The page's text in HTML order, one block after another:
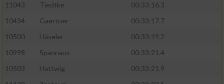
11043
Tiedtke
00:33:16.3
10434
Gaertner
00:33:17.7
10500
Häseler
00:33:19.2
10998
Spannaus
00:33:21.4
10503
Hattwig
00:33:21.9